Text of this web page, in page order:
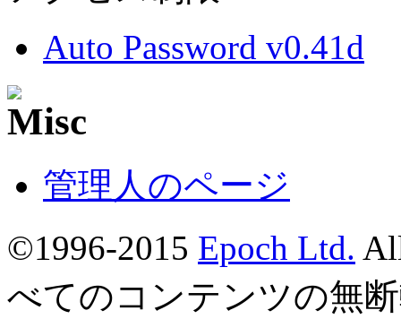
Auto Password v0.41d
管理人のページ
©1996-2015 Epoch Ltd.
べてのコンテンツの無